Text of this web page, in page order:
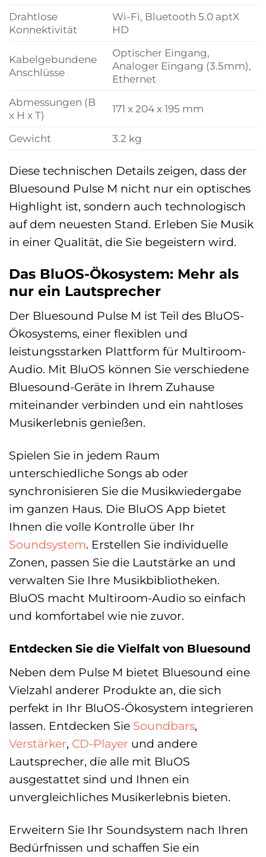
Drahtlose
Konnektivität
Wi-Fi, Bluetooth 5.0 aptX
HD
Kabelgebundene
Anschlüsse
Optischer Eingang,
Analoger Eingang (3.5mm),
Ethernet
Abmessungen (B
x H x T)
171 x 204 x 195 mm
Gewicht 3.2 kg
Diese technischen Details zeigen, dass der
Bluesound Pulse M nicht nur ein optisches
Highlight ist, sondern auch technologisch
auf dem neuesten Stand. Erleben Sie Musik
in einer Qualität, die Sie begeistern wird.
Das BluOS-Ökosystem: Mehr als
nur ein Lautsprecher
Der Bluesound Pulse M ist Teil des BluOS-
Ökosystems, einer flexiblen und
leistungsstarken Plattform für Multiroom-
Audio. Mit BluOS können Sie verschiedene
Bluesound-Geräte in Ihrem Zuhause
miteinander verbinden und ein nahtloses
Musikerlebnis genießen.
Spielen Sie in jedem Raum
unterschiedliche Songs ab oder
synchronisieren Sie die Musikwiedergabe
im ganzen Haus. Die BluOS App bietet
Ihnen die volle Kontrolle über Ihr
Soundsystem. Erstellen Sie individuelle
Zonen, passen Sie die Lautstärke an und
verwalten Sie Ihre Musikbibliotheken.
BluOS macht Multiroom-Audio so einfach
und komfortabel wie nie zuvor.
Entdecken Sie die Vielfalt von Bluesound
Neben dem Pulse M bietet Bluesound eine
Vielzahl anderer Produkte an, die sich
perfekt in Ihr BluOS-Ökosystem integrieren
lassen. Entdecken Sie Soundbars,
Verstärker, CD-Player und andere
Lautsprecher, die alle mit BluOS
ausgestattet sind und Ihnen ein
unvergleichliches Musikerlebnis bieten.
Erweitern Sie Ihr Soundsystem nach Ihren
Bedürfnissen und schaffen Sie ein